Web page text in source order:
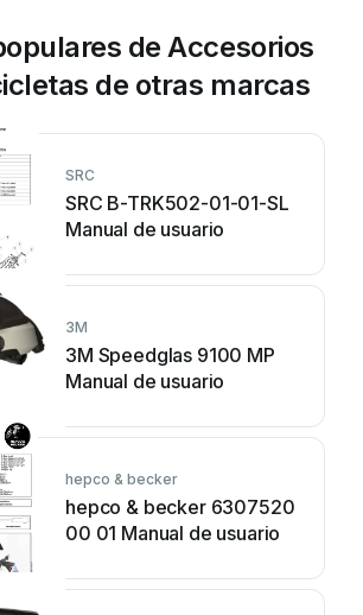
de Accesorios
de otras marcas
SRC
SRC B-TRK502-01-01-SL
Manual de usuario
3M
3M Speedglas 9100 MP
Manual de usuario
hepco & becker
hepco & becker 6307520
00 01 Manual de usuario